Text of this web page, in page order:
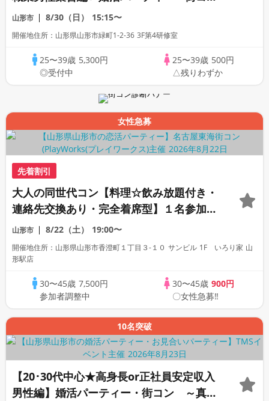
ン ～真剣な出会い～
山形市 8/30（日） 15:15〜
開催地住所：山形県山形市緑町1-2-36 3F第4研修室
25〜39歳 5,300円
◎受付中
25〜39歳 500円
△残りわずか
女性急募
先着割引
大人の同世代コン【料理☆飲み放題付き・
連絡先交換あり・完全着席型】１名参加多
数・初参加も大歓迎☆プレイワークス主催
☆
山形市 8/22（土） 19:00〜
開催地住所：山形県山形市香澄町１丁目３-１０ サンビル 1F いろり家 山
形駅店
30〜45歳 7,500円
参加者調整中
30〜45歳 900円
〇女性急募‼
10名突破
【20･30代中心★高身長or正社員安定収入
男性編】婚活パーティー・街コン ～真剣